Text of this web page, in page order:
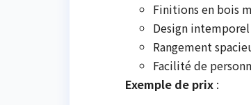
Finitions en bois
Design
Rangement
Facilité de
Exemple de prix :